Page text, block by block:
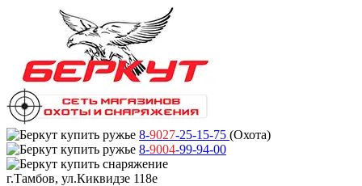
8-9027-25-15-75 (Охота)
8-9004-99-94-00
г.Тамбов, ул.Киквидзе 118е